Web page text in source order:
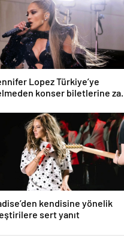
Lopez Türkiye’ye
konser biletlerine zam
kendisine yönelik
sert yanıt